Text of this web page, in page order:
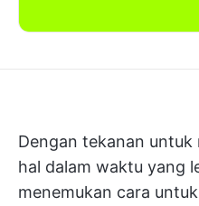
Dengan tekanan untuk
hal dalam waktu yang
menemukan cara